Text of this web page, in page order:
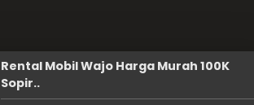
Rental Mobil Wajo Harga Murah 100K
Sopir..